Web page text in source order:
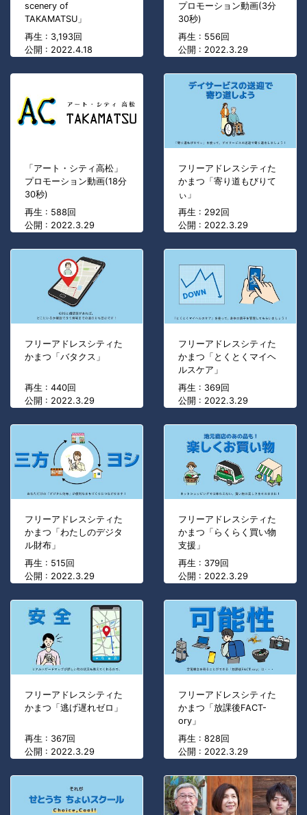
scenery of
TAKAMATSU」
再生 : 3,193回
公開 : 2022.4.18
プロモーション動画(3分
30秒)
再生 : 556回
公開 : 2022.3.29
「アート・シティ高松」
プロモーション動画(18分
30秒)
再生 : 588回
公開 : 2022.3.29
フリーアドレスシティた
かまつ「寄り道もびりて
ぃ」
再生 : 292回
公開 : 2022.3.29
フリーアドレスシティた
かまつ「バタクス」
再生 : 440回
公開 : 2022.3.29
フリーアドレスシティた
かまつ「とくとくマイヘ
ルスケア」
再生 : 369回
公開 : 2022.3.29
フリーアドレスシティた
かまつ「わたしのデジタ
ル財布」
再生 : 515回
公開 : 2022.3.29
フリーアドレスシティた
かまつ「らくらく買い物
支援」
再生 : 379回
公開 : 2022.3.29
フリーアドレスシティた
かまつ「逃げ遅れゼロ」
再生 : 367回
公開 : 2022.3.29
フリーアドレスシティた
かまつ「放課後FACT-
ory」
再生 : 828回
公開 : 2022.3.29